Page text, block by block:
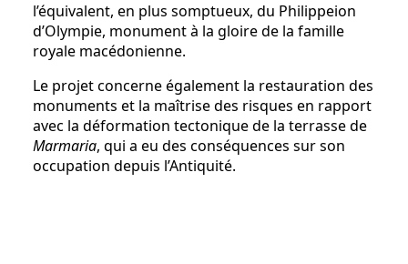
l’équivalent, en plus somptueux, du Philippeion
d’Olympie, monument à la gloire de la famille
royale macédonienne.
Le projet concerne également la restauration des
monuments et la maîtrise des risques en rapport
avec la déformation tectonique de la terrasse de
Marmaria, qui a eu des conséquences sur son
occupation depuis l’Antiquité.